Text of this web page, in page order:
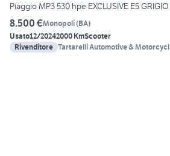
Piaggio MP3 530 hpe EXCLUSIVE E5
8.500 €Monopoli(BA)
Usato12/20242000 KmScooter
Rivenditore Tartarelli Automotive &